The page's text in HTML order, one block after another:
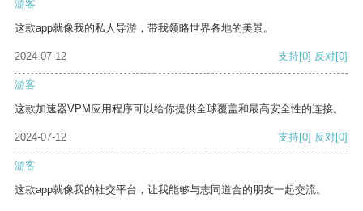
游客
这款app就像我的私人导游，带我领略世界各地的美景。
2024-07-12 支持[0] 反对[0]
游客
这款加速器VPM应用程序可以给你提供全球覆盖和最高安全性的连接。
2024-07-12 支持[0] 反对[0]
游客
这款app就像我的社交平台，让我能够与志同道合的朋友一起交流。